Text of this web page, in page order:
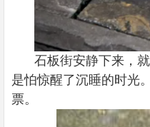
石板街安静下来，
是怕惊醒了沉睡的时光
票。